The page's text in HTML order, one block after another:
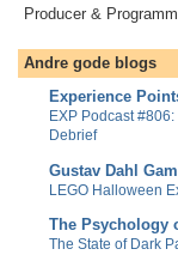
Producer &
Andre gode blogs
Experience
EXP Podcast
Debrief
Gustav Dahl
LEGO Halloween
The Psychology
The State of Dark